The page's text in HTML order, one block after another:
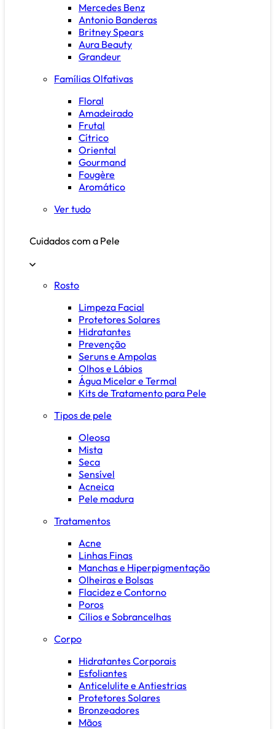
Mercedes Benz
Antonio Banderas
Britney Spears
Aura Beauty
Grandeur
Famílias Olfativas
Floral
Amadeirado
Frutal
Cítrico
Oriental
Gourmand
Fougère
Aromático
Ver tudo
Cuidados com a Pele
Rosto
Limpeza Facial
Protetores Solares
Hidratantes
Prevenção
Seruns e Ampolas
Olhos e Lábios
Água Micelar e Termal
Kits de Tratamento para Pele
Tipos de pele
Oleosa
Mista
Seca
Sensível
Acneica
Pele madura
Tratamentos
Acne
Linhas Finas
Manchas e Hiperpigmentação
Olheiras e Bolsas
Flacidez e Contorno
Poros
Cílios e Sobrancelhas
Corpo
Hidratantes Corporais
Esfoliantes
Anticelulite e Antiestrias
Protetores Solares
Bronzeadores
Mãos